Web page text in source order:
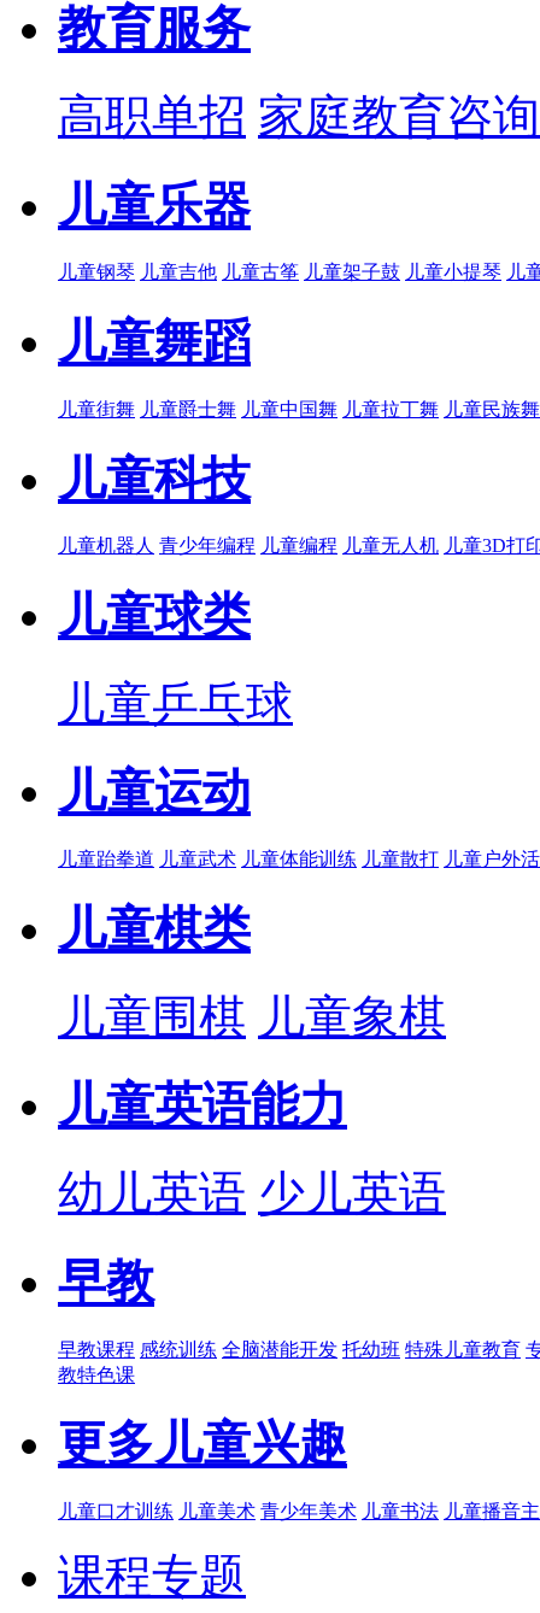
教育服务
高职单招 家庭教育咨询
儿童乐器
儿童钢琴 儿童吉他 儿童古筝 儿童架子鼓 儿童小提琴 儿
儿童舞蹈
儿童街舞 儿童爵士舞 儿童中国舞 儿童拉丁舞 儿童民族
儿童科技
儿童机器人 青少年编程 儿童编程 儿童无人机 儿童3D打
儿童球类
儿童乒乓球
儿童运动
儿童跆拳道 儿童武术 儿童体能训练 儿童散打 儿童户外
儿童棋类
儿童围棋 儿童象棋
儿童英语能力
幼儿英语 少儿英语
早教
早教课程 感统训练 全脑潜能开发 托幼班 特殊儿童教育
教特色课
更多儿童兴趣
儿童口才训练 儿童美术 青少年美术 儿童书法 儿童播音
课程专题